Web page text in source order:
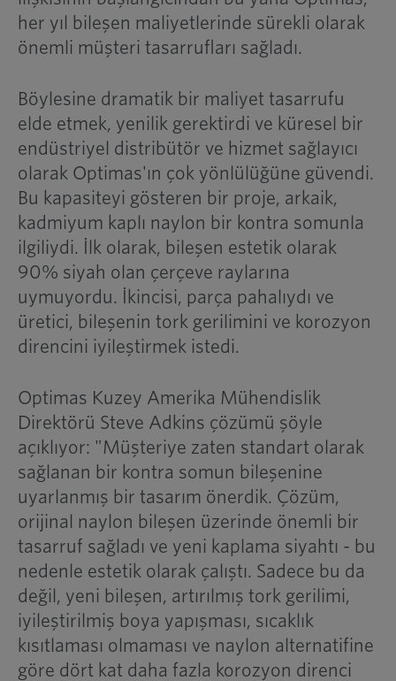
her yıl bileşen maliyetlerinde sürekli olarak
önemli müşteri tasarrufları sağladı.
Böylesine dramatik bir maliyet tasarrufu
elde etmek, yenilik gerektirdi ve küresel bir
endüstriyel distribütör ve hizmet sağlayıcı
olarak Optimas'ın çok yönlülüğüne güvendi.
Bu kapasiteyi gösteren bir proje, arkaik,
kadmiyum kaplı naylon bir kontra somunla
ilgiliydi. İlk olarak, bileşen estetik olarak
90% siyah olan çerçeve raylarına
uymuyordu. İkincisi, parça pahalıydı ve
üretici, bileşenin tork gerilimini ve korozyon
direncini iyileştirmek istedi.
Optimas Kuzey Amerika Mühendislik
Direktörü Steve Adkins çözümü şöyle
açıklıyor: "Müşteriye zaten standart olarak
sağlanan bir kontra somun bileşenine
uyarlanmış bir tasarım önerdik. Çözüm,
orijinal naylon bileşen üzerinde önemli bir
tasarruf sağladı ve yeni kaplama siyahtı - bu
nedenle estetik olarak çalıştı. Sadece bu da
değil, yeni bileşen, artırılmış tork gerilimi,
iyileştirilmiş boya yapışması, sıcaklık
kısıtlaması olmaması ve naylon alternatifine
göre dört kat daha fazla korozyon direnci